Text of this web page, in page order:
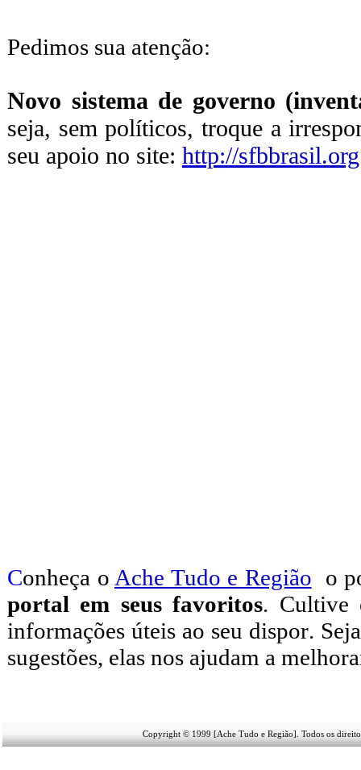
Pedimos sua atenção:
Novo sistema de governo
seja, sem políticos, troque a
seu apoio no site: http://sfbbrasil.org
Conheça o Ache Tudo e Região o
portal em seus favoritos. Cultive
informações úteisao seu dispor.
sugestões, elas nos ajudam a
Copyright © 1999 [Ache Tudo e Região]. Todos os